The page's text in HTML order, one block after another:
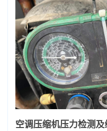
空调压缩机压力检测